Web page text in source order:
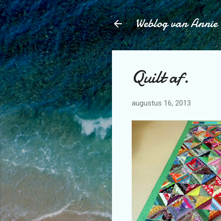
Weblog van Annie
Quilt af.
augustus 16, 2013